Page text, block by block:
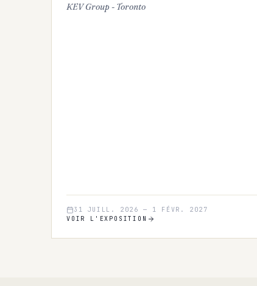
KEV Group - Toronto
31 JUILL. 2026 — 1 FÉVR. 2027
VOIR L'EXPOSITION